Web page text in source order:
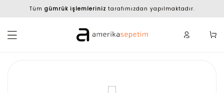
Tüm gümrük işlemleriniz tarafımızdan yapılmaktadır.